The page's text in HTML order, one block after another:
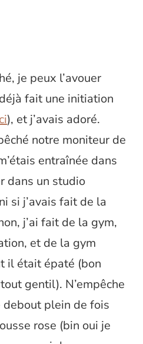
je peux l’avouer
fait une initiation
), et j’avais adoré.
notre moniteur de
entraînée dans
dans un studio
si j’avais fait de la
j’ai fait de la gym,
et de la gym
il était épaté (bon
gentil). N’empêche
debout plein de fois
rose (bin oui je